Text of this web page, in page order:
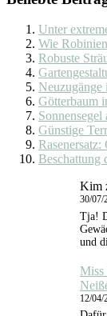
Unter
Wie
Robuste
Neuzugänge
Götterbaum
Günstige
Beschattung
Kim
30/07/
Tja!
und
Miss
12/04/